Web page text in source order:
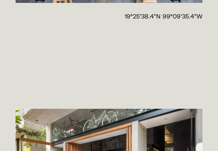
19°25'38.4"N 99°09'35.4"W